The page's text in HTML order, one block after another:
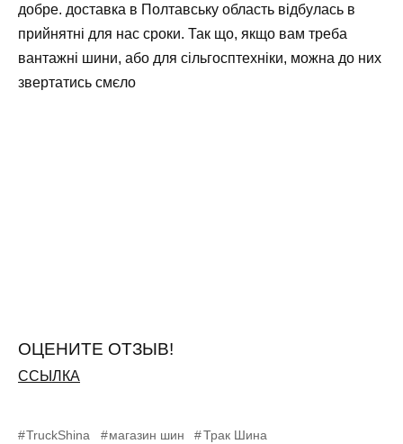
добре. доставка в Полтавську область відбулась в
прийнятні для нас сроки. Так що, якщо вам треба
вантажні шини, або для сільгосптехніки, можна до них
звертатись смєло
ОЦЕНИТЕ ОТЗЫВ!
ССЫЛКА
TruckShina магазин шин Трак Шина